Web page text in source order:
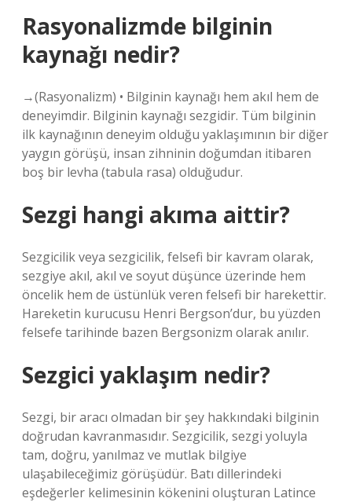
Rasyonalizmde bilginin
kaynağı nedir?
→(Rasyonalizm) • Bilginin kaynağı hem akıl hem de
deneyimdir. Bilginin kaynağı sezgidir. Tüm bilginin
ilk kaynağının deneyim olduğu yaklaşımının bir diğer
yaygın görüşü, insan zihninin doğumdan itibaren
boş bir levha (tabula rasa) olduğudur.
Sezgi hangi akıma aittir?
Sezgicilik veya sezgicilik, felsefi bir kavram olarak,
sezgiye akıl, akıl ve soyut düşünce üzerinde hem
öncelik hem de üstünlük veren felsefi bir harekettir.
Hareketin kurucusu Henri Bergson’dur, bu yüzden
felsefe tarihinde bazen Bergsonizm olarak anılır.
Sezgici yaklaşım nedir?
Sezgi, bir aracı olmadan bir şey hakkındaki bilginin
doğrudan kavranmasıdır. Sezgicilik, sezgi yoluyla
tam, doğru, yanılmaz ve mutlak bilgiye
ulaşabileceğimiz görüşüdür. Batı dillerindeki
eşdeğerler kelimesinin kökenini oluşturan Latince